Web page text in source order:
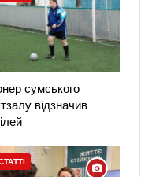
сумського
відзначив